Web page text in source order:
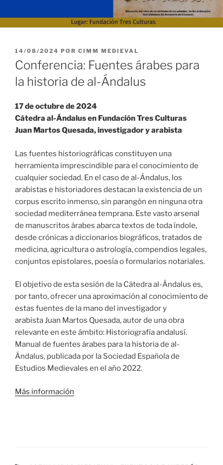
PUBLICADO
EL
14/08/2024 POR CIMM MEDIEVAL
Conferencia: Fuentes árabes para
la historia de al-Ándalus
17 de octubre de 2024
Cátedra al-Ándalus en Fundación Tres Culturas
Juan Martos Quesada, investigador y arabista
Las fuentes historiográficas constituyen una
herramienta imprescindible para el conocimiento de
cualquier sociedad. En el caso de al-Ándalus, los
arabistas e historiadores destacan la existencia de un
corpus escrito inmenso, sin parangón en ninguna otra
sociedad mediterránea temprana. Este vasto arsenal
de manuscritos árabes abarca textos de toda índole,
desde crónicas a diccionarios biográficos, tratados de
medicina, agricultura o astrología, compendios legales,
conjuntos epistolares, poesía o formularios notariales.
El objetivo de esta sesión de la Cátedra al-Ándalus es,
por tanto, ofrecer una aproximación al conocimiento de
estas fuentes de la mano del investigador y
arabista Juan Martos Quesada, autor de una obra
relevante en este ámbito: Historiografía andalusí.
Manual de fuentes árabes para la historia de al-
Ándalus, publicada por la Sociedad Española de
Estudios Medievales en el año 2022.
Más información